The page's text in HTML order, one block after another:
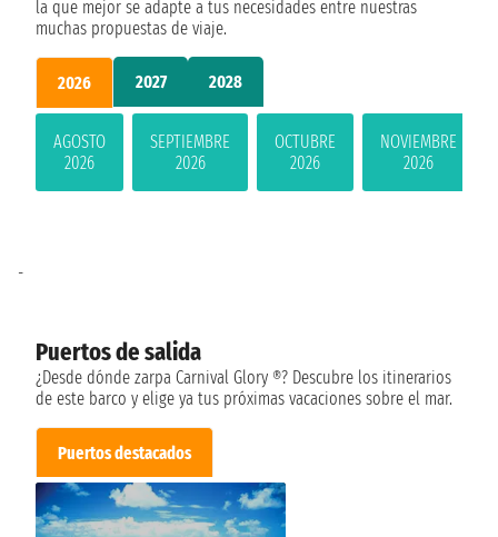
la que mejor se adapte a tus necesidades entre nuestras
muchas propuestas de viaje.
2026 2027 2028
AGOSTO
2026
SEPTIEMBRE
2026
OCTUBRE
2026
NOVIEMBRE
2026
Puertos de salida
¿Desde dónde zarpa Carnival Glory ®? Descubre los itinerarios
de este barco y elige ya tus próximas vacaciones sobre el mar.
Puertos destacados
-